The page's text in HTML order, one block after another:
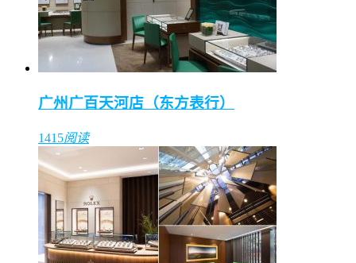
广州广百天河店（东方表行）
1415阅读